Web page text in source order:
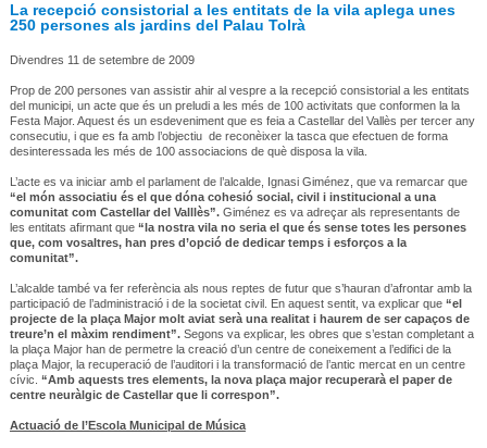
La recepció consistorial a les entitats de la vila aplega unes
250 persones als jardins del Palau Tolrà
Divendres 11 de setembre de 2009
Prop de 200 persones van assistir ahir al vespre a la recepció consistorial a les entitats
del municipi, un acte que és un preludi a les més de 100 activitats que conformen la la
Festa Major. Aquest és un esdeveniment que es feia a Castellar del Vallès per tercer any
consecutiu, i que es fa amb l’objectiu de reconèixer la tasca que efectuen de forma
desinteressada les més de 100 associacions de què disposa la vila.
L’acte es va iniciar amb el parlament de l’alcalde, Ignasi Giménez, que va remarcar que
“el món associatiu és el que dóna cohesió social, civil i institucional a una
comunitat com Castellar del Valllès”. Giménez es va adreçar als representants de
les entitats afirmant que “la nostra vila no seria el que és sense totes les persones
que, com vosaltres, han pres d’opció de dedicar temps i esforços a la
comunitat”.
L’alcalde també va fer referència als nous reptes de futur que s’hauran d’afrontar amb la
participació de l’administració i de la societat civil. En aquest sentit, va explicar que “el
projecte de la plaça Major molt aviat serà una realitat i haurem de ser capaços de
treure’n el màxim rendiment”. Segons va explicar, les obres que s’estan completant a
la plaça Major han de permetre la creació d’un centre de coneixement a l’edifici de la
plaça Major, la recuperació de l’auditori i la transformació de l’antic mercat en un centre
cívic. “Amb aquests tres elements, la nova plaça major recuperarà el paper de
centre neuràlgic de Castellar que li correspon”.
Actuació de l’Escola Municipal de Música